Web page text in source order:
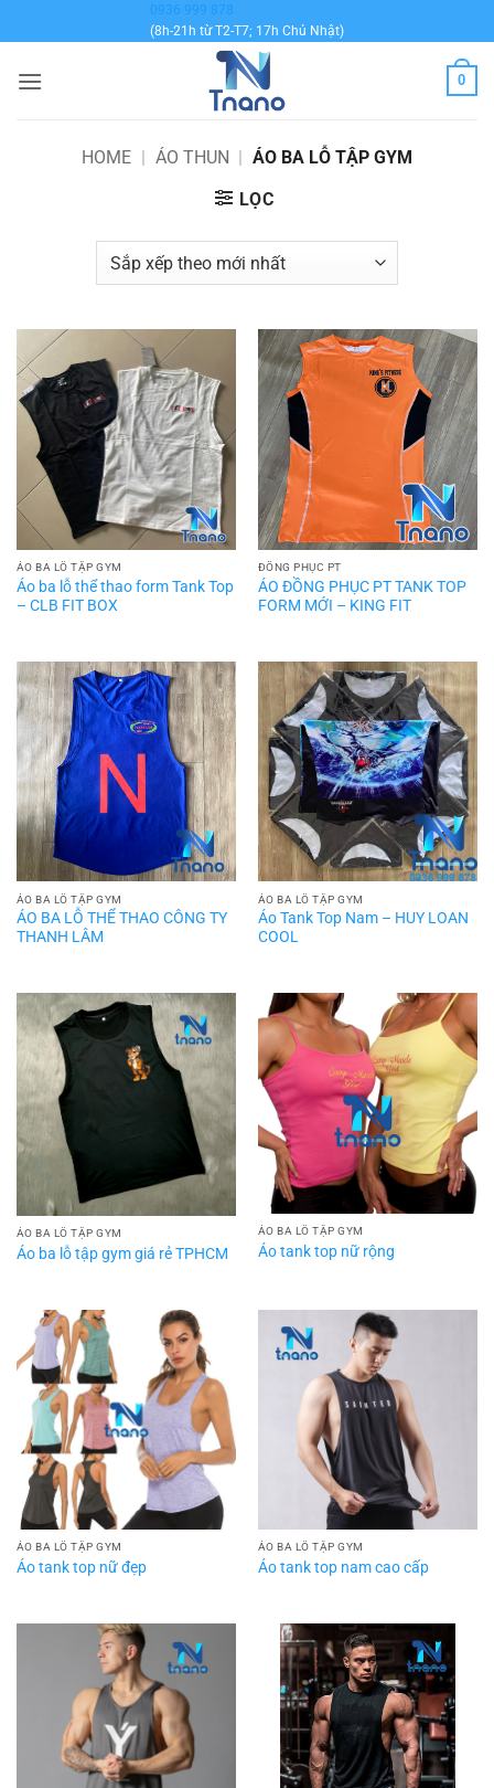
qua
dung
0936 999 878
(8h-21h từ T2-T7; 17h Chủ Nhật)
0
HOME | ÁO THUN | ÁO BA LỖ TẬP GYM
LỌC
ÁO BA LỖ TẬP GYM
Áo ba lỗ thể thao form Tank Top
– CLB FIT BOX
ĐỒNG PHỤC PT
ÁO ĐỒNG PHỤC PT TANK TOP
FORM MỚI – KING FIT
ÁO BA LỖ TẬP GYM
ÁO BA LỖ THỂ THAO CÔNG TY
THANH LÂM
ÁO BA LỖ TẬP GYM
Áo Tank Top Nam – HUY LOAN
COOL
ÁO BA LỖ TẬP GYM
Áo ba lỗ tập gym giá rẻ TPHCM
ÁO BA LỖ TẬP GYM
Áo tank top nữ rộng
ÁO BA LỖ TẬP GYM
Áo tank top nữ đẹp
ÁO BA LỖ TẬP GYM
Áo tank top nam cao cấp